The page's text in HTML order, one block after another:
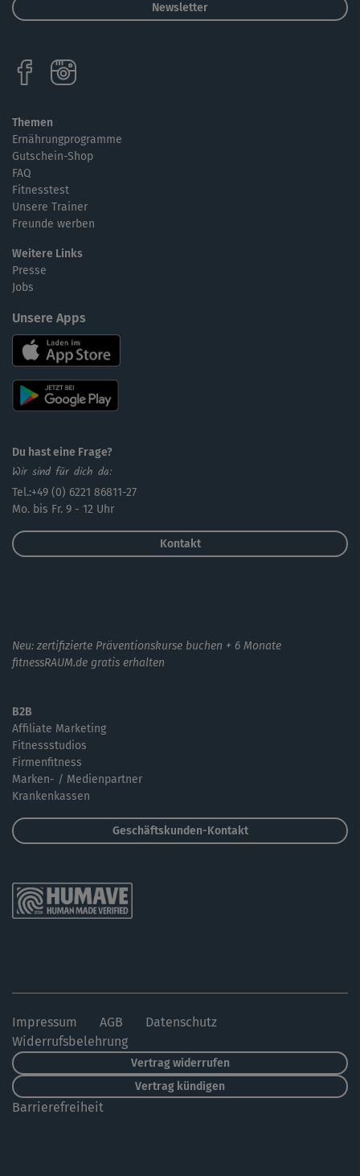
Newsletter
Themen
Ernährungprogramme
Gutschein-Shop
FAQ
Fitnesstest
Unsere Trainer
Freunde werben
Weitere Links
Presse
Jobs
Unsere Apps
Du hast eine Frage?
Wir sind für dich da:
Tel.:+49 (0) 6221 86811-27
Mo. bis Fr. 9 - 12 Uhr
Kontakt
Neu: zertifizierte Präventionskurse buchen + 6 Monate
fitnessRAUM.de gratis erhalten
B2B
Affiliate Marketing
Fitnessstudios
Firmenfitness
Marken- / Medienpartner
Krankenkassen
Geschäftskunden-Kontakt
Impressum AGB
Datenschutz
Widerrufsbelehrung
Vertrag widerrufen
Vertrag kündigen
Barrierefreiheit